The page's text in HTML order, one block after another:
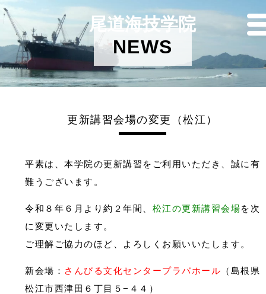
NEWS
更新講習会場の変更（松江）
平素は、本学院の更新講習をご利用いただき、誠に有
難うございます。
令和８年６月より約２年間、 松江の更新講習会場を次
に変更いたします。
ご理解ご協力のほど、よろしくお願いいたします。
新会場： さんびる文化センタープラバホール （島根県
松江市西津田６丁目５−４４）
尾道海技学院